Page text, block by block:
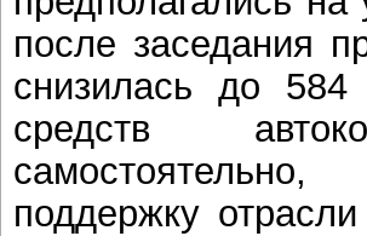
после заседания
снизилась до
средств
поддержку